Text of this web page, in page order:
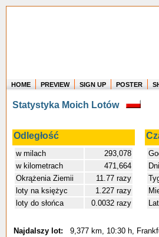
Create
HOME PREVIEW SIGN UP POSTER
Statystyka Moich Lotów
Odległość
w milach
293,078
w kilometrach
471,664
Okrążenia Ziemii
11.77 razy
loty na księżyc
1.227 razy
loty do słońca
0.0032 razy
Dni
Najdalszy lot:
9,377 km, 10:30 h,